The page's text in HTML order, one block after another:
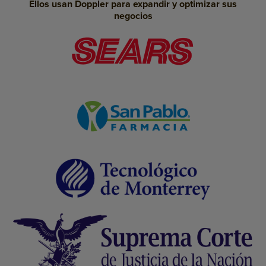
SMS Marketing
Ellos usan Doppler para expandir y optimizar sus
negocios